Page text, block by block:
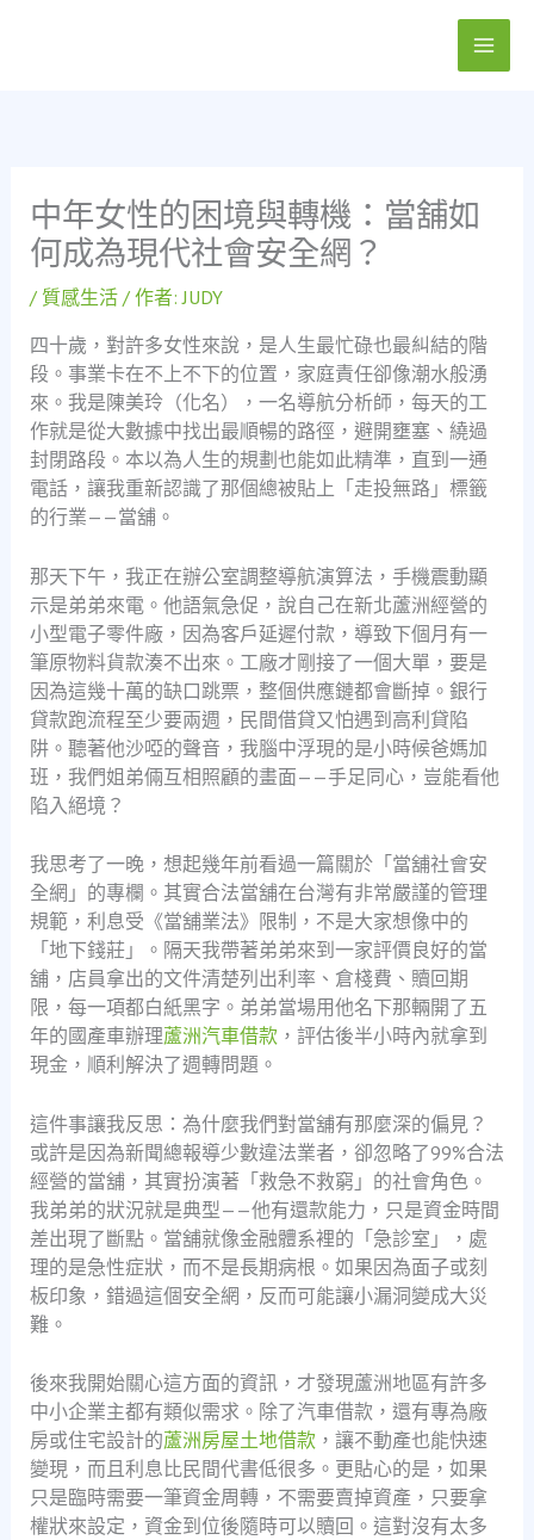
中年女性的困境與轉機：當舖如
何成為現代社會安全網？
/ 質感生活/ 作者:JUDY
四十歲，對許多女性來說，是人生最忙碌也最糾結的階
段。事業卡在不上不下的位置，家庭責任卻像潮水般湧
來。我是陳美玲（化名），一名導航分析師，每天的工
作就是從大數據中找出最順暢的路徑，避開壅塞、繞過
封閉路段。本以為人生的規劃也能如此精準，直到一通
電話，讓我重新認識了那個總被貼上「走投無路」標籤
的行業——當舖。
那天下午，我正在辦公室調整導航演算法，手機震動顯
示是弟弟來電。他語氣急促，說自己在新北蘆洲經營的
小型電子零件廠，因為客戶延遲付款，導致下個月有一
筆原物料貨款湊不出來。工廠才剛接了一個大單，要是
因為這幾十萬的缺口跳票，整個供應鏈都會斷掉。銀行
貸款跑流程至少要兩週，民間借貸又怕遇到高利貸陷
阱。聽著他沙啞的聲音，我腦中浮現的是小時候爸媽加
班，我們姐弟倆互相照顧的畫面——手足同心，豈能看他
陷入絕境？
我思考了一晚，想起幾年前看過一篇關於「當舖社會安
全網」的專欄。其實合法當舖在台灣有非常嚴謹的管理
規範，利息受《當舖業法》限制，不是大家想像中的
「地下錢莊」。隔天我帶著弟弟來到一家評價良好的當
舖，店員拿出的文件清楚列出利率、倉棧費、贖回期
限，每一項都白紙黑字。弟弟當場用他名下那輛開了五
年的國產車辦理蘆洲汽車借款，評估後半小時內就拿到
現金，順利解決了週轉問題。
這件事讓我反思：為什麼我們對當舖有那麼深的偏見？
或許是因為新聞總報導少數違法業者，卻忽略了99%合法
經營的當舖，其實扮演著「救急不救窮」的社會角色。
我弟弟的狀況就是典型——他有還款能力，只是資金時間
差出現了斷點。當舖就像金融體系裡的「急診室」，處
理的是急性症狀，而不是長期病根。如果因為面子或刻
板印象，錯過這個安全網，反而可能讓小漏洞變成大災
難。
後來我開始關心這方面的資訊，才發現蘆洲地區有許多
中小企業主都有類似需求。除了汽車借款，還有專為廠
房或住宅設計的蘆洲房屋土地借款，讓不動產也能快速
變現，而且利息比民間代書低很多。更貼心的是，如果
只是臨時需要一筆資金周轉，不需要賣掉資產，只要拿
權狀來設定，資金到位後隨時可以贖回。這對沒有太多